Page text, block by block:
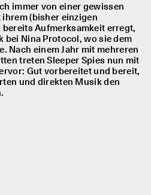
immer von einer gewissen
(bisher einzigen
Aufmerksamkeit erregt,
bei Nina Protocol, wo sie dem
Nach einem Jahr mit mehreren
treten Sleeper Spies nun mit
Gut vorbereitet und bereit,
und direkten Musik den